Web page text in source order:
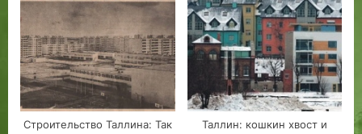
давности
Строительство Таллина: Так
Таллин: кошкин хвост и